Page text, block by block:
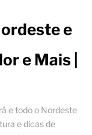
e
e Mais |
e todo o Nordeste
e dicas de